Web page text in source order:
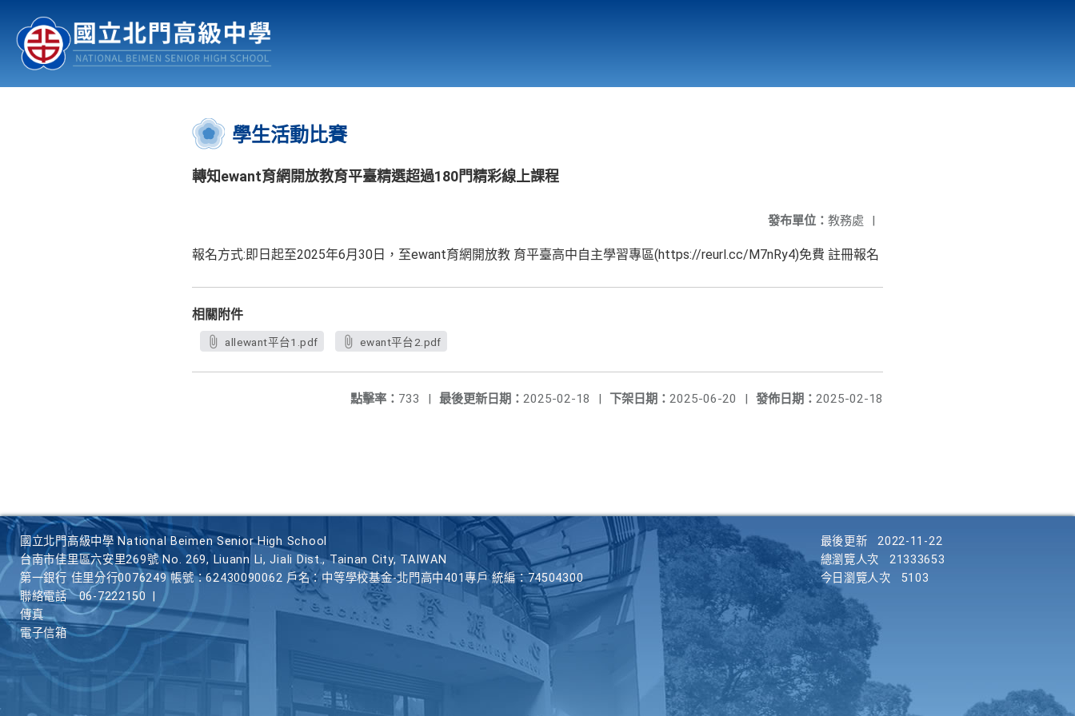
認識北中 行事曆
:::
學生活動比賽
轉知ewant育網開放教育平臺精選超過180門精彩線上課程
發布單位： 教務處 |
報名方式:即日起至2025年6月30日，至ewant育網開放教 育平臺高中自主學習專區(https://reurl.cc/M7nRy4)免費 註冊報名
相關附件
allewant平台1.pdf ewant平台2.pdf
發佈日期： 2025-02-18
下架日期： 2025-06-20 |
最後更新日期： 2025-02-18 |
點擊率： 733 |
國立北門高級中學 National Beimen Senior High School
台南市佳里區六安里269號 No. 269, Liuann Li, Jiali Dist., Tainan City, TAIWAN
第一銀行 佳里分行0076249 帳號：62430090062 戶名：中等學校基金-北門高中401專戶 統編：74504300
聯絡電話
06-7222150
傳真
電子信箱
最後更新
2022-11-22
總瀏覽人次
21333653
今日瀏覽人次
5103